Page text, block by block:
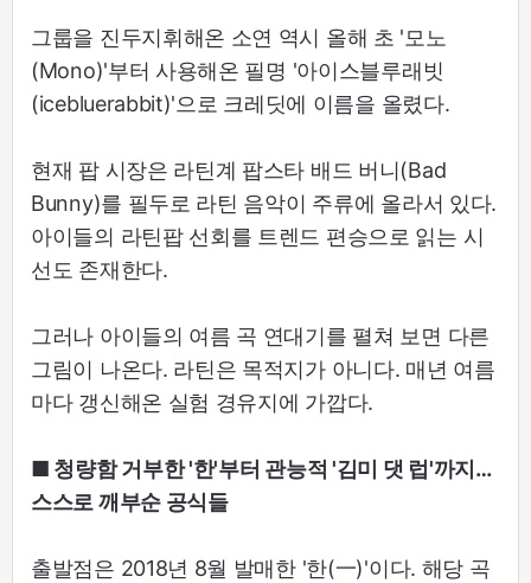
그룹을 진두지휘해온 소연 역시 올해 초 '모노
(Mono)'부터 사용해온 필명 '아이스블루래빗
(icebluerabbit)'으로 크레딧에 이름을 올렸다.
현재 팝 시장은 라틴계 팝스타 배드 버니(Bad
Bunny)를 필두로 라틴 음악이 주류에 올라서 있다.
아이들의 라틴팝 선회를 트렌드 편승으로 읽는 시
선도 존재한다.
그러나 아이들의 여름 곡 연대기를 펼쳐 보면 다른
그림이 나온다. 라틴은 목적지가 아니다. 매년 여름
마다 갱신해온 실험 경유지에 가깝다.
■ 청량함 거부한 '한'부터 관능적 '김미 댓 럽'까지…
스스로 깨부순 공식들
출발점은 2018년 8월 발매한 '한(一)'이다. 해당 곡